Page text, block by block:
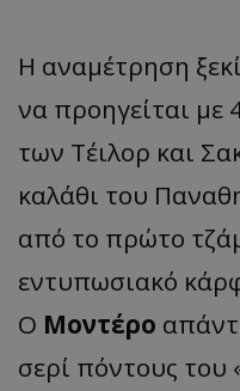
Η αναμέτρηση
να προηγείται με
των Τέιλορ και
καλάθι του
από το πρώτο
εντυπωσιακό
Ο Μοντέρο
σερί πόντους του